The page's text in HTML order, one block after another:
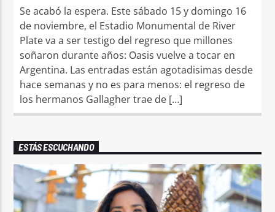
Se acabó la espera. Este sábado 15 y domingo 16
de noviembre, el Estadio Monumental de River
Plate va a ser testigo del regreso que millones
soñaron durante años: Oasis vuelve a tocar en
Argentina. Las entradas están agotadisimas desde
hace semanas y no es para menos: el regreso de
los hermanos Gallagher trae de […]
ESTÁS ESCUCHANDO